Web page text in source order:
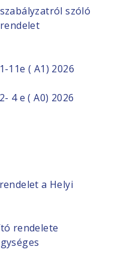
szóló
11e ( A1) 2026
4 e ( A0) 2026
a Helyi
rendelete